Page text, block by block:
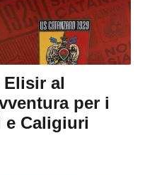
Elisir al
per i
e Caligiuri